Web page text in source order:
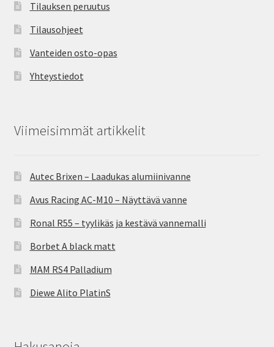
Tilauksen peruutus
Tilausohjeet
Vanteiden osto-opas
Yhteystiedot
Viimeisimmät artikkelit
Autec Brixen – Laadukas alumiinivanne
Avus Racing AC-M10 – Näyttävä vanne
Ronal R55 – tyylikäs ja kestävä vannemalli
Borbet A black matt
MAM RS4 Palladium
Diewe Alito PlatinS